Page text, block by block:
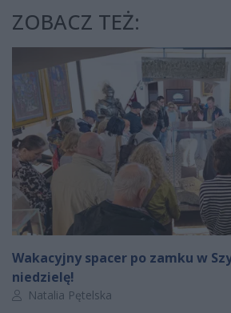
ZOBACZ TEŻ:
Wakacyjny spacer po zamku w
niedzielę!
Autor artykułu:
Natalia Pętelska